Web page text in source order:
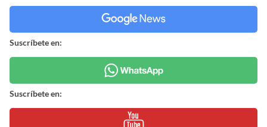
Suscríbete en:
Suscríbete en: